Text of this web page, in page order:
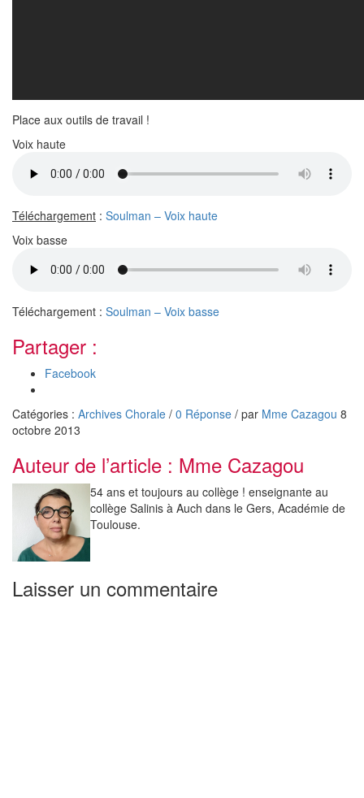
Place aux outils de travail !
Voix haute
Téléchargement : Soulman – Voix haute
Voix basse
Téléchargement : Soulman – Voix basse
Partager :
Facebook
Catégories : Archives Chorale / 0 Réponse / par Mme Cazagou 8
octobre 2013
Auteur de l’article : Mme Cazagou
54 ans et toujours au collège ! enseignante au
collège Salinis à Auch dans le Gers, Académie de
Toulouse.
Laisser un commentaire